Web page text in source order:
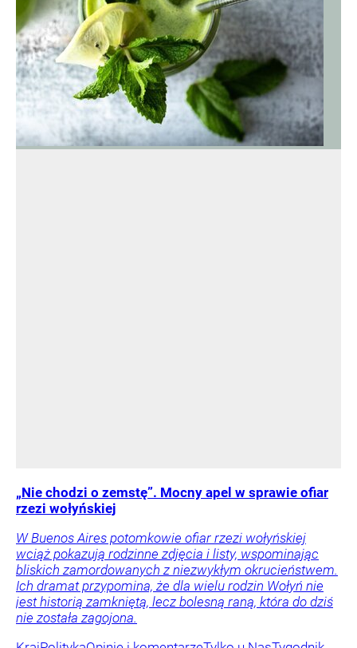
„Nie chodzi o zemstę”. Mocny apel w sprawie ofiar
rzezi wołyńskiej
W Buenos Aires potomkowie ofiar rzezi wołyńskiej
wciąż pokazują rodzinne zdjęcia i listy, wspominając
bliskich zamordowanych z niezwykłym okrucieństwem.
Ich dramat przypomina, że dla wielu rodzin Wołyń nie
jest historią zamkniętą, lecz bolesną raną, która do dziś
nie została zagojona.